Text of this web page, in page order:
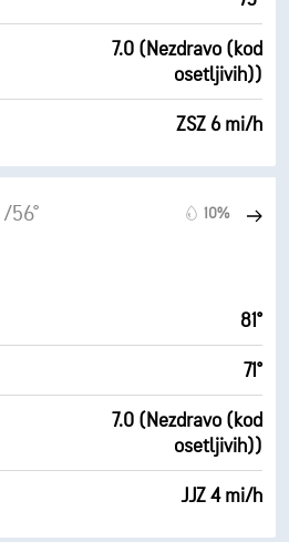
7.0 (Nezdravo (kod
osetljivih))
ZSZ 6 mi/h
/56° 10%
81°
71°
7.0 (Nezdravo (kod
osetljivih))
JJZ 4 mi/h